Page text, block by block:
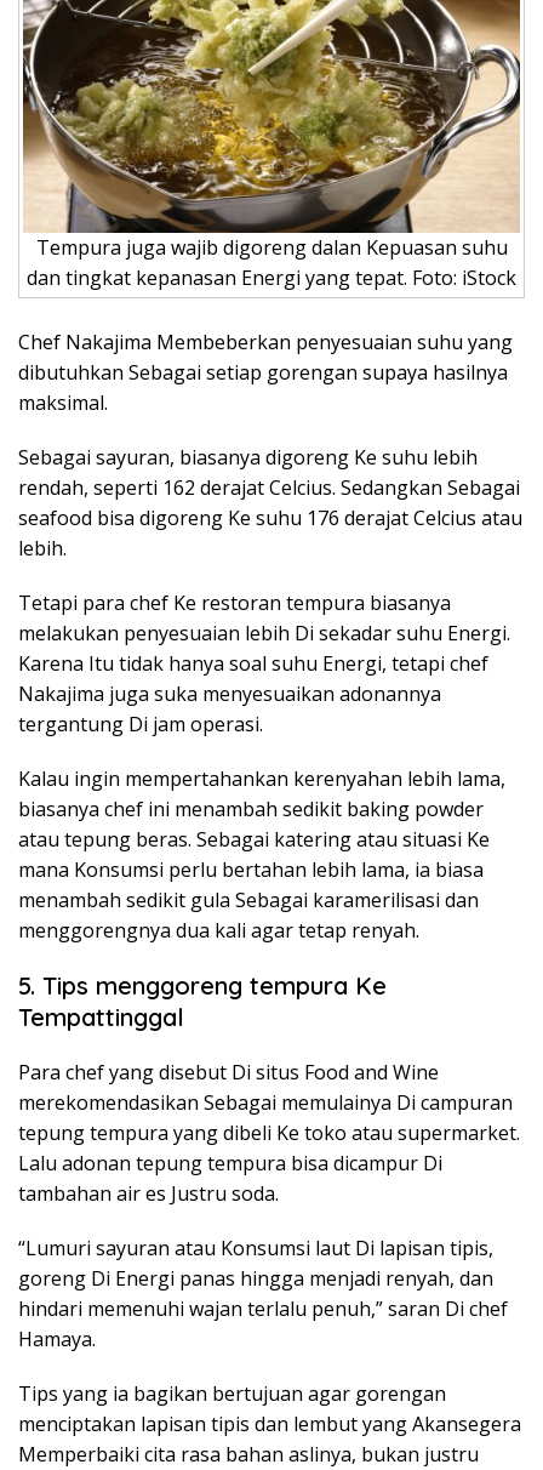
Tempura juga wajib digoreng dalan Kepuasan suhu
dan tingkat kepanasan Energi yang tepat. Foto: iStock
Chef Nakajima Membeberkan penyesuaian suhu yang
dibutuhkan Sebagai setiap gorengan supaya hasilnya
maksimal.
Sebagai sayuran, biasanya digoreng Ke suhu lebih
rendah, seperti 162 derajat Celcius. Sedangkan Sebagai
seafood bisa digoreng Ke suhu 176 derajat Celcius atau
lebih.
Tetapi para chef Ke restoran tempura biasanya
melakukan penyesuaian lebih Di sekadar suhu Energi.
Karena Itu tidak hanya soal suhu Energi, tetapi chef
Nakajima juga suka menyesuaikan adonannya
tergantung Di jam operasi.
Kalau ingin mempertahankan kerenyahan lebih lama,
biasanya chef ini menambah sedikit baking powder
atau tepung beras. Sebagai katering atau situasi Ke
mana Konsumsi perlu bertahan lebih lama, ia biasa
menambah sedikit gula Sebagai karamerilisasi dan
menggorengnya dua kali agar tetap renyah.
5. Tips menggoreng tempura Ke
Tempattinggal
Para chef yang disebut Di situs Food and Wine
merekomendasikan Sebagai memulainya Di campuran
tepung tempura yang dibeli Ke toko atau supermarket.
Lalu adonan tepung tempura bisa dicampur Di
tambahan air es Justru soda.
“Lumuri sayuran atau Konsumsi laut Di lapisan tipis,
goreng Di Energi panas hingga menjadi renyah, dan
hindari memenuhi wajan terlalu penuh,” saran Di chef
Hamaya.
Tips yang ia bagikan bertujuan agar gorengan
menciptakan lapisan tipis dan lembut yang Akansegera
Memperbaiki cita rasa bahan aslinya, bukan justru